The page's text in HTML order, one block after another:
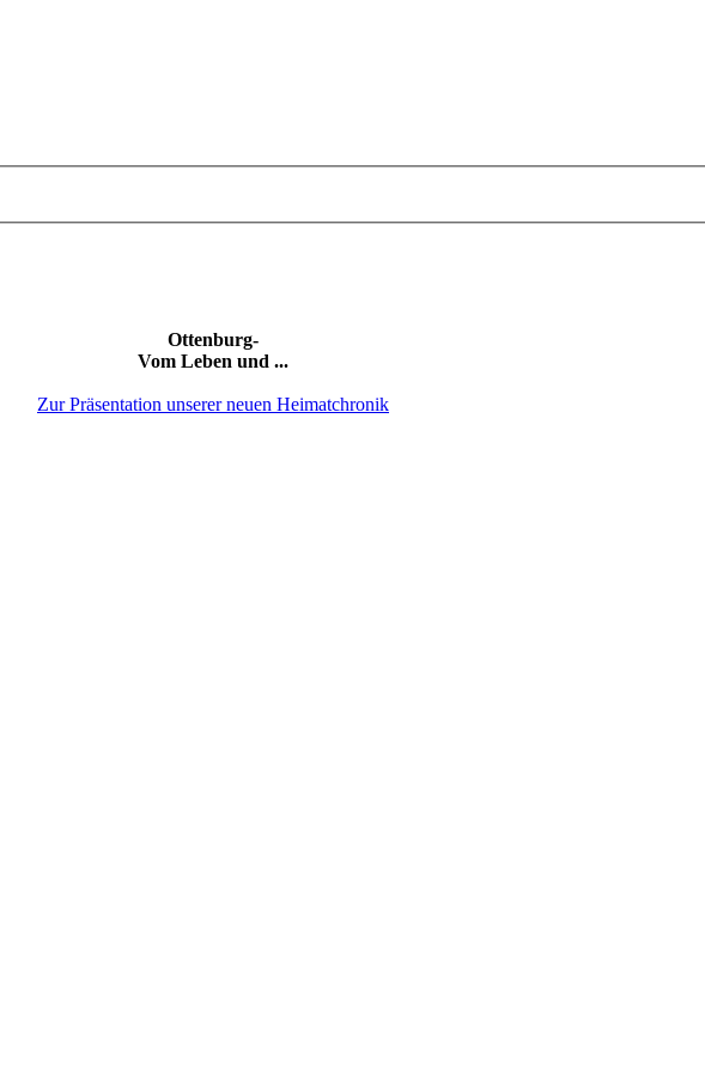
Ottenburg-
Vom Leben und ...
Zur Präsentation unserer neuen Heimatchronik